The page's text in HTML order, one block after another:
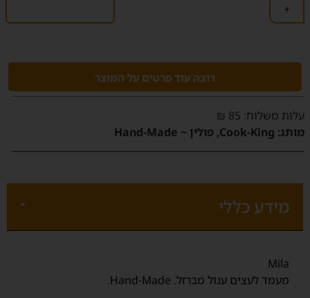
+
רוצה עוד פרטים על המוצר
‫עלות משלוח‬: 85 ₪
מותג: Cook-King, פולין ~ Hand-Made
מידע כללי
Mila
מעמד לעצים עגול מברזל. Hand-Made.